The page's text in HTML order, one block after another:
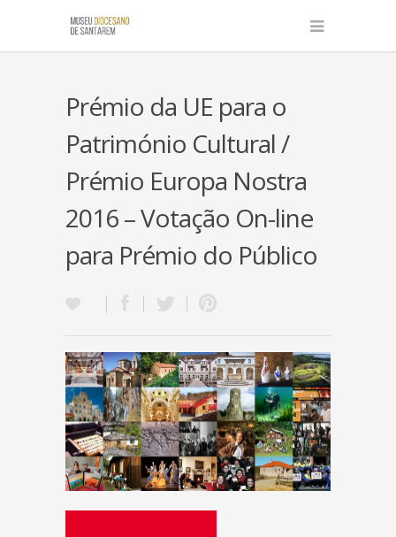
Prémio da UE para o
Património Cultural /
Prémio Europa Nostra
2016 – Votação On-line
para Prémio do Público